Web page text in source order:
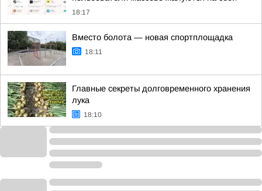
18:17
Вместо болота — новая спортплощадка
18:11
Главные секреты долговременного хранения
лука
18:10